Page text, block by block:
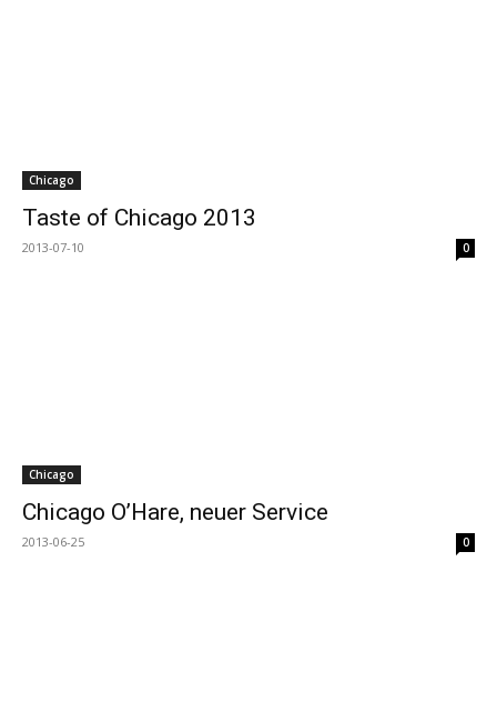
Chicago
Taste of Chicago 2013
2013-07-10 0
Chicago
Chicago O’Hare, neuer Service
2013-06-25 0